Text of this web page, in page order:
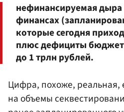
нефинансируемая
финансах
которые сегодня
плюс дефициты
до 1 трлн рублей.
Цифра, похоже, реальная,
на объемы